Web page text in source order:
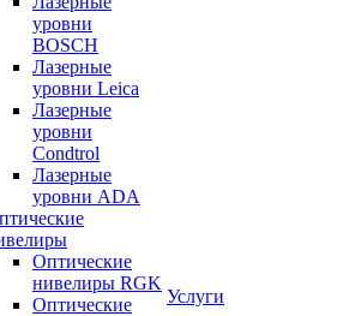
уровни
BOSCH
Лазерные
уровни Leica
Лазерные
уровни
Condtrol
Лазерные
уровни ADA
Оптические
нивелиры RGK
Оптические
Услуги